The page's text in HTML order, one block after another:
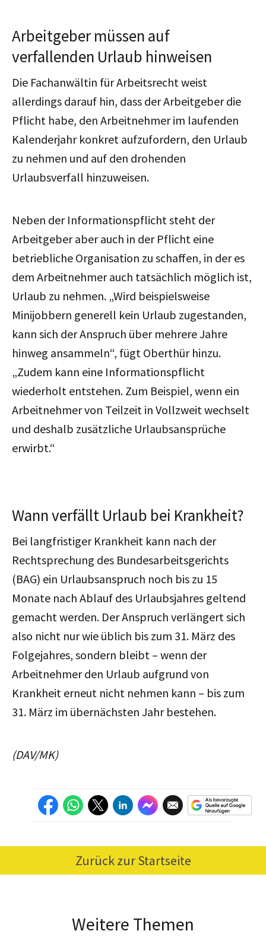
Arbeitgeber müssen auf
verfallenden Urlaub hinweisen
Die Fachanwältin für Arbeitsrecht weist
allerdings darauf hin, dass der Arbeitgeber die
Pflicht habe, den Arbeitnehmer im laufenden
Kalenderjahr konkret aufzufordern, den Urlaub
zu nehmen und auf den drohenden
Urlaubsverfall hinzuweisen.
Neben der Informationspflicht steht der
Arbeitgeber aber auch in der Pflicht eine
betriebliche Organisation zu schaffen, in der es
dem Arbeitnehmer auch tatsächlich möglich ist,
Urlaub zu nehmen. „Wird beispielsweise
Minijobbern generell kein Urlaub zugestanden,
kann sich der Anspruch über mehrere Jahre
hinweg ansammeln“, fügt Oberthür hinzu.
„Zudem kann eine Informationspflicht
wiederholt entstehen. Zum Beispiel, wenn ein
Arbeitnehmer von Teilzeit in Vollzweit wechselt
und deshalb zusätzliche Urlaubsansprüche
erwirbt.“
Wann verfällt Urlaub bei Krankheit?
Bei langfristiger Krankheit kann nach der
Rechtsprechung des Bundesarbeitsgerichts
(BAG) ein Urlaubsanspruch noch bis zu 15
Monate nach Ablauf des Urlaubsjahres geltend
gemacht werden. Der Anspruch verlängert sich
also nicht nur wie üblich bis zum 31. März des
Folgejahres, sondern bleibt – wenn der
Arbeitnehmer den Urlaub aufgrund von
Krankheit erneut nicht nehmen kann – bis zum
31. März im übernächsten Jahr bestehen.
(DAV/MK)
Zurück zur Startseite
Weitere Themen